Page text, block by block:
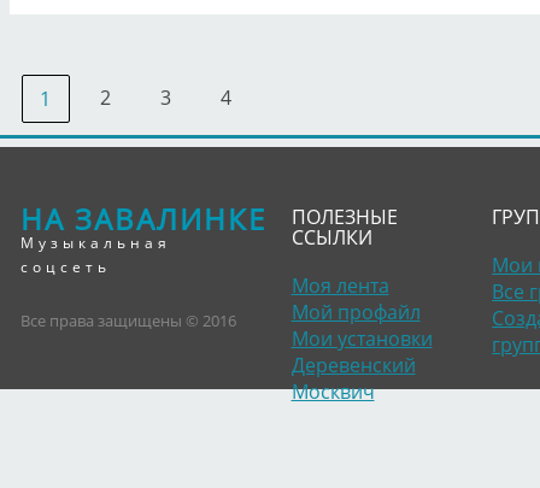
1 2 3 4
НА ЗАВАЛИНКЕ
Музыкальная
соцсеть
Все права защищены © 2016
ПОЛЕЗНЫЕ
ССЫЛКИ
Моя лента
Мой профайл
Мои установки
Деревенский
Москвич
Мои
Все